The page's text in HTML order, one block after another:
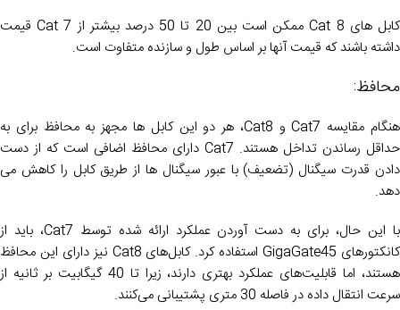
کابل های Cat 8 ممکن است بین 20 تا 50 درصد بیشتر از Cat 7 قیمت
داشته باشند که قیمت آنها بر اساس طول و سازنده متفاوت است.
محافظ:
هنگام مقایسه Cat7 و Cat8، هر دو این کابل ها مجهز به محافظ برای به
حداقل رساندن تداخل هستند. Cat7 دارای محافظ اضافی است که از دست
دادن قدرت سیگنال (تضعیف) با عبور سیگنال ها از طریق کابل را کاهش می
دهد.
با این حال، برای به دست آوردن عملکرد ارائه شده توسط Cat7، باید از
کانکتورهای GigaGate45 استفاده کرد. کابل‌های Cat8 نیز دارای این محافظ
هستند، اما قابلیت‌های عملکرد بهتری دارند، زیرا تا 40 گیگابیت بر ثانیه از
سرعت انتقال داده در فاصله 30 متری پشتیبانی می‌کنند.